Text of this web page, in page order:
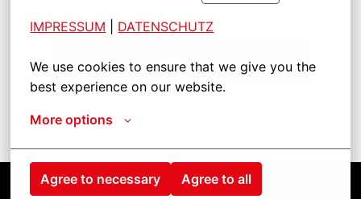
IMPRESSUM DATENSCHUTZ
We use cookies to ensure that we give you the
best experience on our website.
More options
Agree to necessary Agree to all
Başvur